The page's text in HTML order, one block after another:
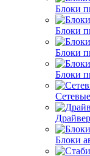
Блоки
Блоки
Блоки
Блоки
Блоки